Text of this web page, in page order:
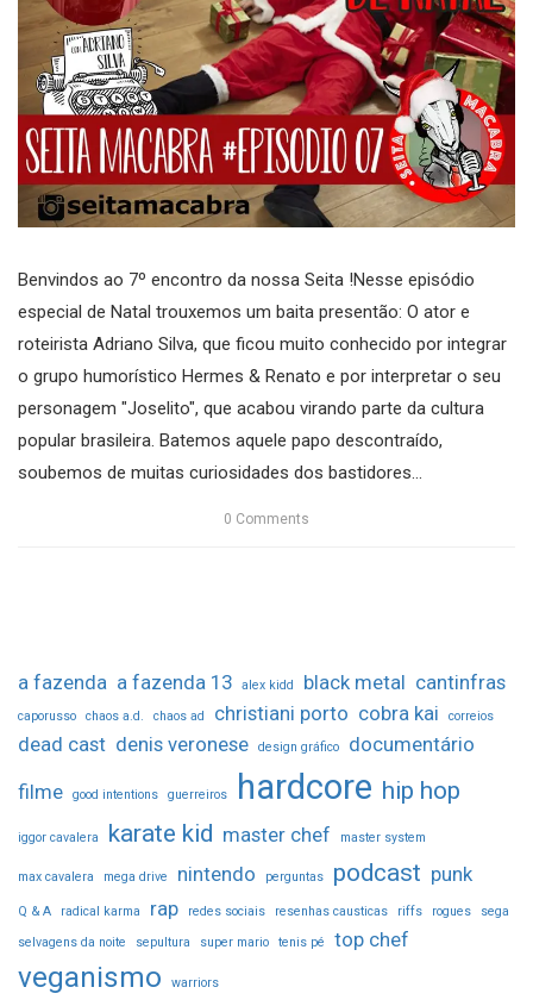
Benvindos ao 7º encontro da nossa Seita !Nesse episódio
especial de Natal trouxemos um baita presentão: O ator e
roteirista Adriano Silva, que ficou muito conhecido por integrar
o grupo humorístico Hermes & Renato e por interpretar o seu
personagem "Joselito", que acabou virando parte da cultura
popular brasileira. Batemos aquele papo descontraído,
soubemos de muitas curiosidades dos bastidores...
0 Comments
a fazenda a fazenda 13 alex kidd black metal cantinfras
caporusso chaos a.d. chaos ad christiani porto cobra kai correios
dead cast denis veronese design gráfico
documentário
filme
good intentions guerreiros hardcore hip hop
iggor cavalera karate kid master chef master system
max cavalera mega drive nintendo perguntas podcast punk
Q & A radical karma rap redes sociais resenhas causticas riffs rogues
sega
selvagens da noite
sepultura super mario tenis pé top chef
veganismo warriors